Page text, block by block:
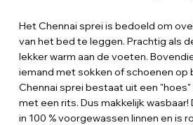
Het Chennai sprei is bedoeld om
van het bed te leggen. Prachtig als
lekker warm aan de voeten.
iemand met sokken of schoenen op
Chennai sprei bestaat uit een
met een rits. Dus makkelijk
in 100 % voorgewassen linnen en is